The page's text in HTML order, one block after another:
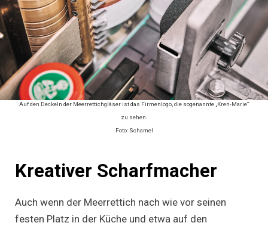
Auf den Deckeln der Meerrettichgläser ist das Firmenlogo, die sogenannte „Kren-Marie“
zu sehen.
Foto: Schamel
Kreativer Scharfmacher
Auch wenn der Meerrettich nach wie vor seinen
festen Platz in der Küche und etwa auf den